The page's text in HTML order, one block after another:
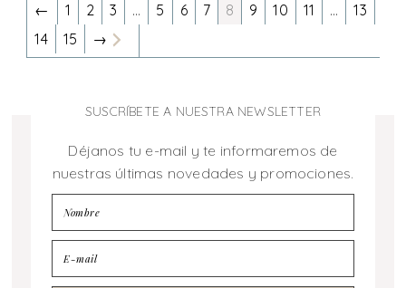
← 1 2 3 … 5 6 7 8 9 10 11 …
13
14
15 →
SUSCRÍBETE A NUESTRA NEWSLETTER
Déjanos tu e-mail y te informaremos de
nuestras últimas novedades y promociones.